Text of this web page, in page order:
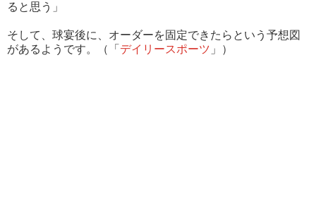
ると思う」
そして、球宴後に、オーダーを固定できたらという予想図
があるようです。（「 デイリースポーツ 」）